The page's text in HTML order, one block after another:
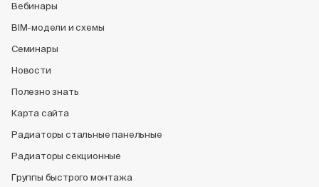
Вебинары
BIM-модели и схемы
Семинары
Новости
Полезно знать
Карта сайта
Радиаторы стальные панельные
Радиаторы секционные
Группы быстрого монтажа